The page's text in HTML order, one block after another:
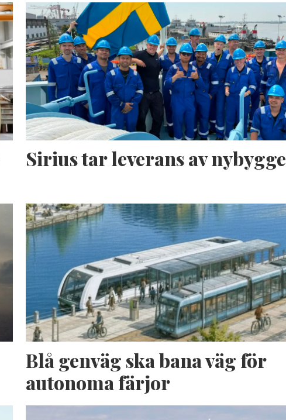
Sirius tar leverans av nybygge
Blå genväg ska bana väg för
autonoma färjor